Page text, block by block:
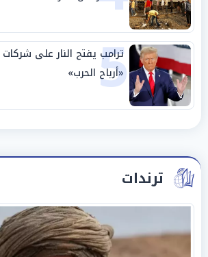
5
ترامب يفتح النار على
«أرباح الحرب»
ترندات